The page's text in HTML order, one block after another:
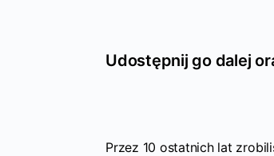
Udostępnij go dalej
Przez 10 ostatnich lat